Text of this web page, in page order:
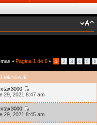
• Página 1 de 6 • 1 2 3 4 5 6
MENSAJE
29, 2021 8:47 am
29, 2021 8:45 am